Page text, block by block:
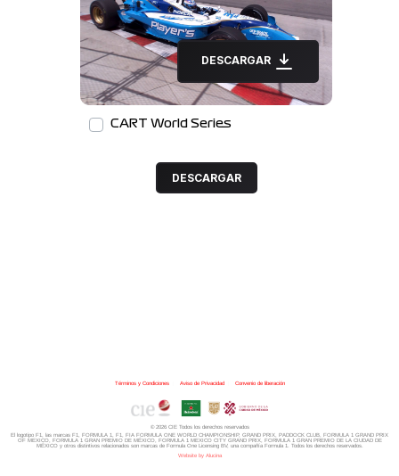
DESCARGAR
CART World Series
DESCARGAR
Términos y Condiciones| Aviso de Privacidad| Convenio de liberación
© 2026 CIE Todos los derechos reservados
El logotipo F1, las marcas F1, FORMULA 1, F1, FIA FORMULA ONE WORLD CHAMPIONSHIP, GRAND PRIX, PADDOCK CLUB,
FORMULA 1 GRAND PRIX
OF MEXICO, FORMULA 1 GRAN PREMIO DE MÉXICO, FORMULA 1 MEXICO CITY GRAND PRIX, FORMULA 1 GRAN PREMIO DE LA CIUDAD DE
MÉXICO y otros distintivosrelacionados son marcas de Formula One Licensing BV, una compañía Formula 1. Todos los derechos reservados.
Website by Alucina